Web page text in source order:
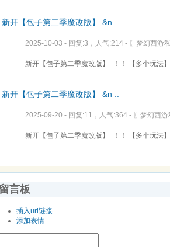
新开【包子第二季魔改版】 &n ..
2025-10-03 - 回复:3，人气:214 - 〖梦幻西游
新开【包子第二季魔改版】 ！！ 【多个玩法
新开【包子第二季魔改版】 &n ..
2025-09-20 - 回复:11，人气:364 - 〖梦幻西游
新开【包子第二季魔改版】 ！！ 【多个玩法
留言板
插入url链接
添加表情